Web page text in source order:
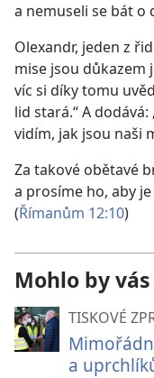
a nemuseli se bát o
Olexandr, jeden z
mise jsou důkazem
víc si díky tomu
lid stará.“ A
vidím, jak jsou naši
Za takové obětavé
a prosíme ho, aby
(Římanům 12:10)
Mohlo by
TISKOVÉ
a